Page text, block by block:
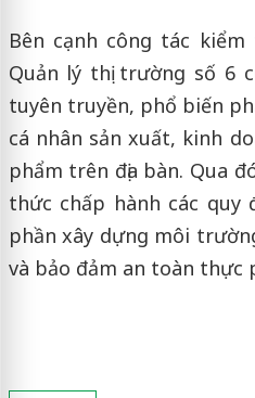
Bên cạnh công tác
Quản lý thị trường số 6
tuyên truyền, phổ biến
cá nhân sản xuất, kinh
phẩm trên địa bàn. Qua
thức chấp hành các quy
phần xây dựng môi
và bảo đảm an toàn thực